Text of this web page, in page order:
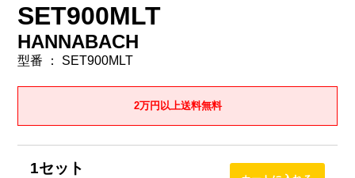
SET900MLT
HANNABACH
型番 ： SET900MLT
2万円以上送料無料
1セット